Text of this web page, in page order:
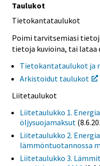
Taulukot
Tietokantataulukot
Poimi tarvitsemiasi
tietoja kuvioina, tai lataa
Tietokantataulukot ja
Arkistoidut taulukot
Liitetaulukot
Liitetaulukko 1.
öljysuojamaksut
Liitetaulukko 2.
lämmöntuotannossa
Liitetaulukko 3.